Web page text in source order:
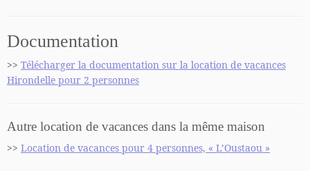
Documentation
>> Télécharger la documentation sur la location de vacances
Hirondelle pour 2 personnes
Autre location de vacances dans la même maison
>> Location de vacances pour 4 personnes, « L’Oustaou »